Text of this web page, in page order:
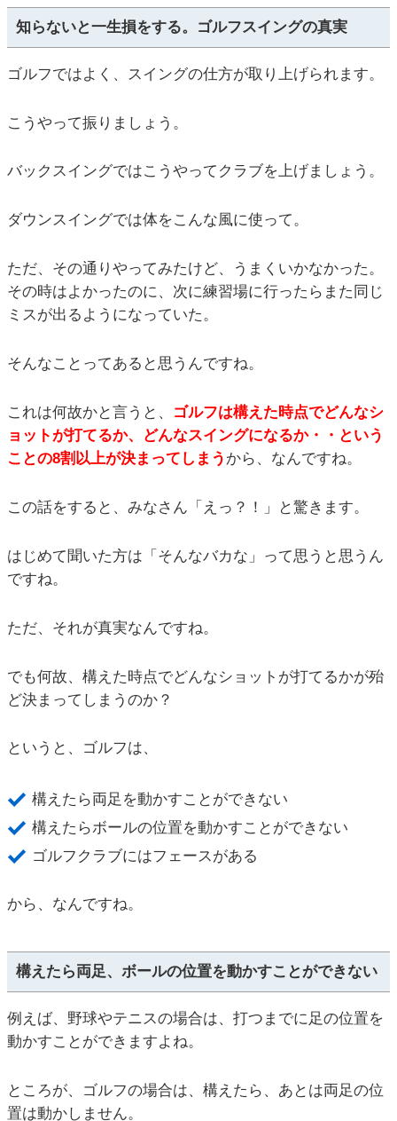
知らないと一生損をする。ゴルフスイングの真実
ゴルフではよく、スイングの仕方が取り上げられます。
こうやって振りましょう。
バックスイングではこうやってクラブを上げましょう。
ダウンスイングでは体をこんな風に使って。
ただ、その通りやってみたけど、うまくいかなかった。
その時はよかったのに、次に練習場に行ったらまた同じ
ミスが出るようになっていた。
そんなことってあると思うんですね。
これは何故かと言うと、
ゴルフは構えた時点でどんなシ
ョットが打てるか、どんなスイングになるか・・という
ことの8割以上が決まってしまう から、なんですね。
この話をすると、みなさん「えっ？！」と驚きます。
はじめて聞いた方は「そんなバカな」って思うと思うん
ですね。
ただ、それが真実なんですね。
でも何故、構えた時点でどんなショットが打てるかが殆
ど決まってしまうのか？
というと、ゴルフは、
構えたら両足を動かすことができない
構えたらボールの位置を動かすことができない
ゴルフクラブにはフェースがある
から、なんですね。
構えたら両足、ボールの位置を動かすことができない
例えば、野球やテニスの場合は、打つまでに足の位置を
動かすことができますよね。
ところが、ゴルフの場合は、構えたら、あとは両足の位
置は動かしません。